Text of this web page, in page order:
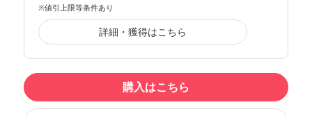
※値引上限等条件あり
詳細・獲得はこちら
購入はこちら